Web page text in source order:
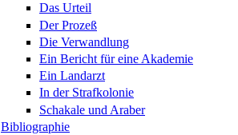
Das Urteil
Der Prozeß
Die Verwandlung
Ein Bericht für eine Akademie
Ein Landarzt
In der Strafkolonie
Schakale und Araber
Bibliographie